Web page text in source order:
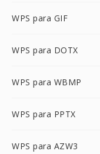
WPS para GIF
WPS para DOTX
WPS para WBMP
WPS para PPTX
WPS para AZW3